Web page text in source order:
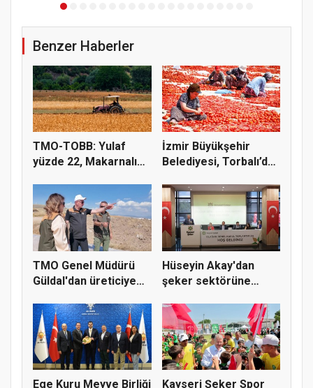
Benzer Haberler
TMO-TOBB: Yulaf
yüzde 22, Makarnalık
İzmir Büyükşehir
Belediyesi, Torbalı’da
TMO Genel Müdürü
Güldal'dan üreticiye
Hüseyin Akay'dan
şeker sektörüne
Ege Kuru Meyve Birliği
Kayseri Şeker Spor